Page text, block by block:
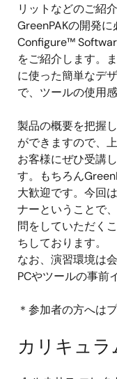
リットなどのご紹
GreenPAKの開発
Configure™
をご紹介します。
に使った簡単なデ
で、ツールの使用
製品の概要を把握
ができますので、
お客様にぜひ受講
す。もちろん
大歓迎です。今回
ナーということで
問をしていただく
ちしております。
なお、演習環境は
PCやツールの事前
＊参加者の方へは
カリキュラ